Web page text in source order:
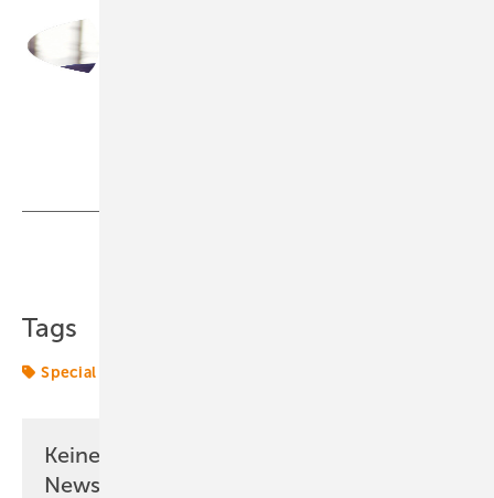
Tags
Special
Keine Zeit? Kein Problem mit dem ERE
Newsletter!